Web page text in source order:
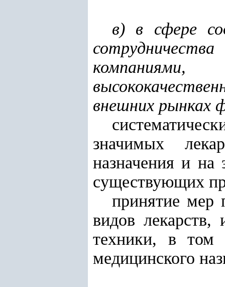
в) в сфере
компаниями,
внешних рынках
значимых
назначения и на
существующих
принятие мер
видов лекарств,
техники, в том
медицинского